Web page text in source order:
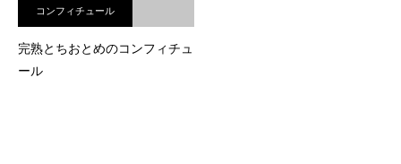
コンフィチュール
完熟とちおとめのコンフィチュ
ール